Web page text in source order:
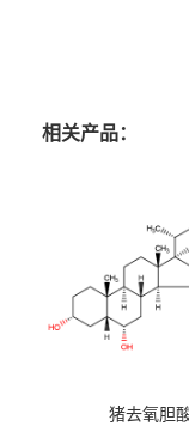
相关产品：
猪去氧胆